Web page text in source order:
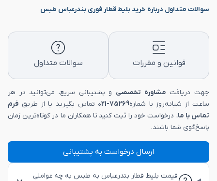
سوالات متداول درباره خرید بلیط قطار فوری بندرعباس طبس
قوانین و مقررات سوالات متداول
جهت دریافت مشاوره تخصصی و پشتیبانی سریع، می‌توانید در هر
ساعت از شبانه‌روز با شماره75269-021 تماس بگیرید یا از طریق فرم
تماس با ما، درخواست خود را ثبت کنید تا همکاران ما در کوتاه‌ترین زمان
پاسخ‌گوی شما باشند.
ارسال درخواست به پشتیبانی
قیمت بلیط قطار بندرعباس به طبس به چه عواملی